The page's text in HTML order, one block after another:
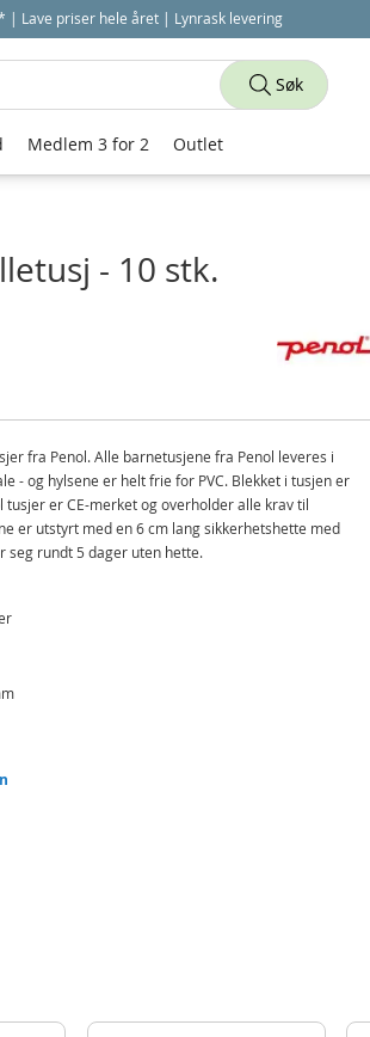
| Lave priser hele året | Lynrask levering
- 10 stk.
fra Penol. Alle barnetusjene fra Penol leveres i
- og hylsene er helt frie for PVC. Blekket i tusjen er
tusjer er CE-merket og overholder alle krav til
er utstyrt med en 6 cm lang sikkerhetshette med
seg rundt 5 dager uten hette.
Søk
Medlem 3 for 2 Outlet